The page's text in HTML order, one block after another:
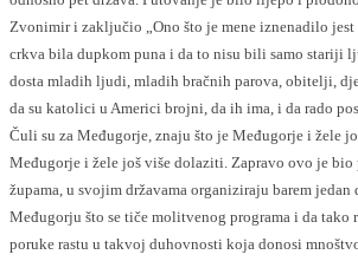
Zvonimir i zaključio „Ono što je mene iznenadilo jest
crkva bila dupkom puna i da to nisu bili samo stariji
dosta mladih ljudi, mladih bračnih parova, obitelji,
da su katolici u Americi brojni, da ih ima, i da rado
Čuli su za Međugorje, znaju što je Međugorje i žele
Međugorje i žele još više dolaziti. Zapravo ovo je
župama, u svojim državama organiziraju barem jedan
Međugorju što se tiče molitvenog programa i da tako
poruke rastu u takvoj duhovnosti koja donosi